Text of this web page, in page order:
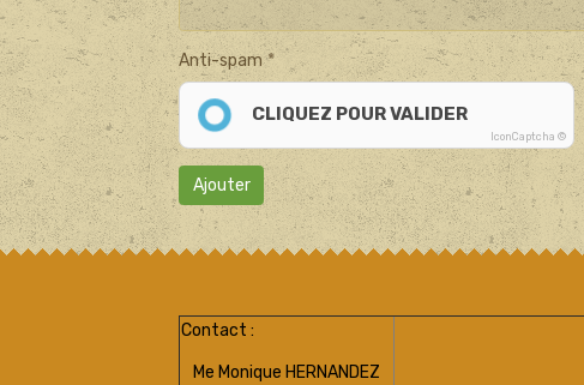
Anti-spam
CLIQUEZ POUR VALIDER
IconCaptcha ©
Ajouter
Contact :
Me Monique HERNANDEZ